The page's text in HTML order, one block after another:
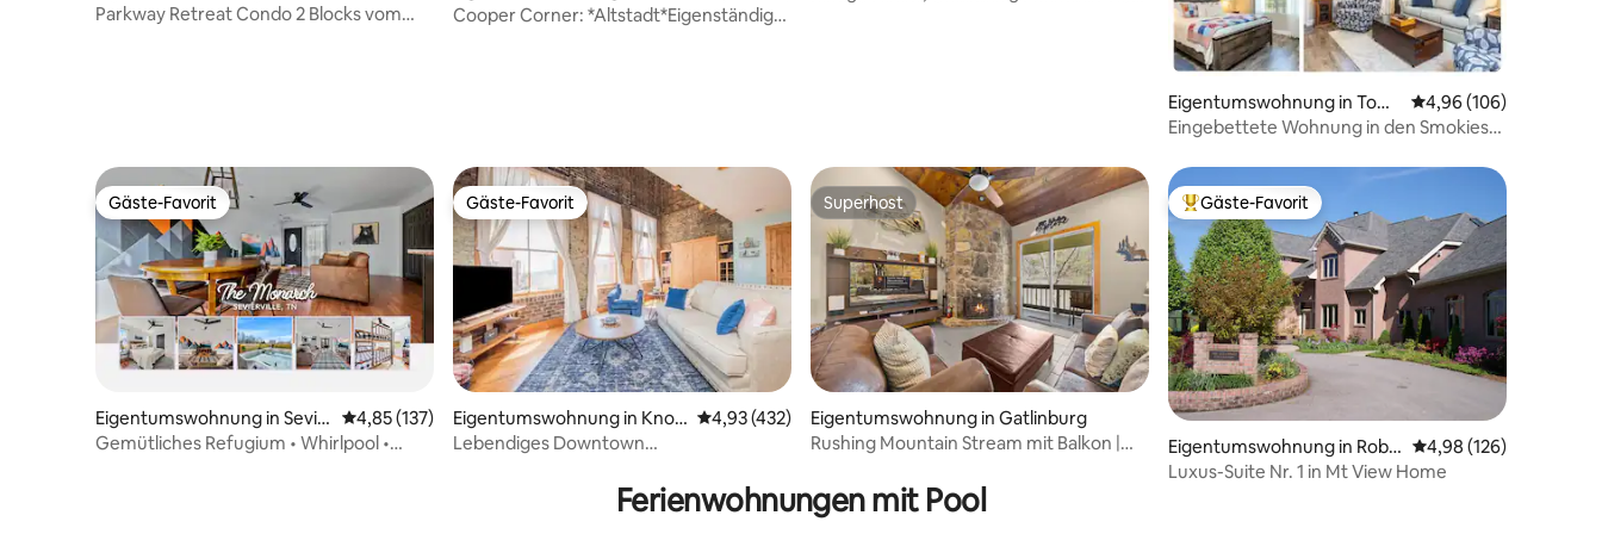
on Forge
Parkway Retreat Condo 2 Blocks vom
ville
Cooper Corner: *Altstadt*Eigenständiger
Eigentumswohnung in Town
send
Durchschnittliche
4,96 (106)
Eingebettete Wohnung in den Smokies
Gäste-Favorit
Gäste-Favorit
Eigentumswohnung in Sevie
rville
Durchschnittliche Bewertung: 4,85 von 5, 137 Bewertungen
4,85 (137)
Gemütliches Refugium • Whirlpool •
Gäste-Favorit
Gäste-Favorit
Eigentumswohnung in Knox
ville
Durchschnittliche Bewertung: 4,93 von 5, 432 Bewertungen
4,93 (432)
Lebendiges Downtown
Superhost
Superhost
Eigentumswohnung in Gatlinburg
Rushing Mountain Stream mit Balkon |
Beliebter Gäste-Favorit.
Gäste-Favorit
Eigentumswohnung in Robbi
nsville
Durchschnittliche
4,98 (126)
Luxus-Suite Nr. 1 in Mt View Home
Ferienwohnungen mit Pool